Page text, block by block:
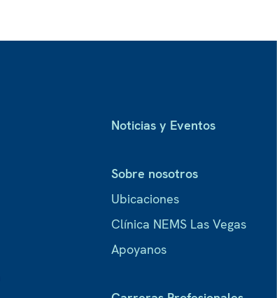
Noticias y Eventos
Sobre nosotros
Ubicaciones
Clínica NEMS Las Vegas
Apoyanos